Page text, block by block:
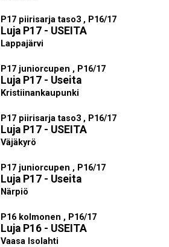
P17 piirisarja taso3 , P16/17
Luja P17 - USEITA
Lappajärvi
P17 juniorcupen , P16/17
Luja P17 - Useita
Kristiinankaupunki
P17 piirisarja taso3 , P16/17
Luja P17 - USEITA
Väjäkyrö
P17 juniorcupen , P16/17
Luja P17 - Useita
Närpiö
P16 kolmonen , P16/17
Luja P16 - USEITA
Vaasa Isolahti